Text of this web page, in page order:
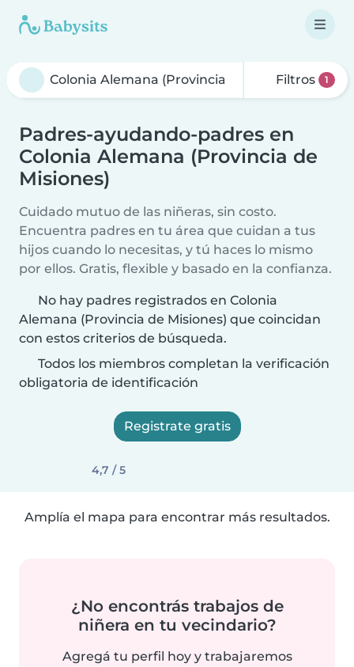
Filtros 1
Padres-ayudando-padres en
Colonia Alemana (Provincia de
Misiones)
Cuidado mutuo de las niñeras, sin costo.
Encuentra padres en tu área que cuidan a tus
hijos cuando lo necesitas, y tú haces lo mismo
por ellos. Gratis, flexible y basado en la confianza.
No hay padres registrados en Colonia
Alemana (Provincia de Misiones) que coincidan
con estos criterios de búsqueda.
Todos los miembros completan la verificación
obligatoria de identificación
Registrate gratis
4,7 / 5
Amplía el mapa para encontrar más resultados.
¿No encontrás trabajos de
niñera en tu vecindario?
Agregá tu perfil hoy y trabajaremos